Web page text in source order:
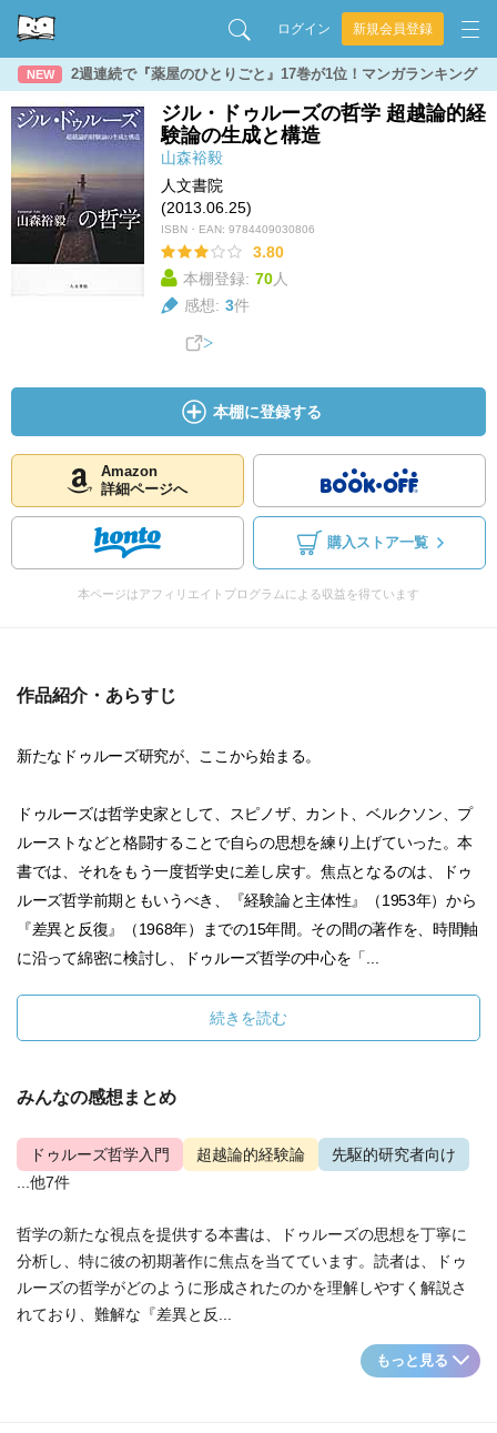
ログイン 新規会員登録
NEW 2週連続で『薬屋のひとりごと』17巻が1位！マンガランキング
ジル・ドゥルーズの哲学 超越論的経
験論の生成と構造
山森裕毅
人文書院
(2013.06.25)
ISBN・EAN: 9784409030806
3.80
本棚登録: 70人
感想: 3件
本棚に登録する
Amazon
詳細ページへ
購入ストア一覧
本ページはアフィリエイトプログラムによる収益を得ています
作品紹介・あらすじ
新たなドゥルーズ研究が、ここから始まる。
ドゥルーズは哲学史家として、スピノザ、カント、ベルクソン、プ
ルーストなどと格闘することで自らの思想を練り上げていった。本
書では、それをもう一度哲学史に差し戻す。焦点となるのは、ドゥ
ルーズ哲学前期ともいうべき、『経験論と主体性』（1953年）から
『差異と反復』（1968年）までの15年間。その間の著作を、時間軸
に沿って綿密に検討し、ドゥルーズ哲学の中心を「...
続きを読む
みんなの感想まとめ
ドゥルーズ哲学入門 超越論的経験論
先駆的研究者向け
...他7件
哲学の新たな視点を提供する本書は、ドゥルーズの思想を丁寧に
分析し、特に彼の初期著作に焦点を当てています。読者は、ドゥ
ルーズの哲学がどのように形成されたのかを理解しやすく解説さ
れており、難解な『差異と反...
もっと見る